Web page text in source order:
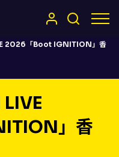
2026「Boot IGNITION」香
」香